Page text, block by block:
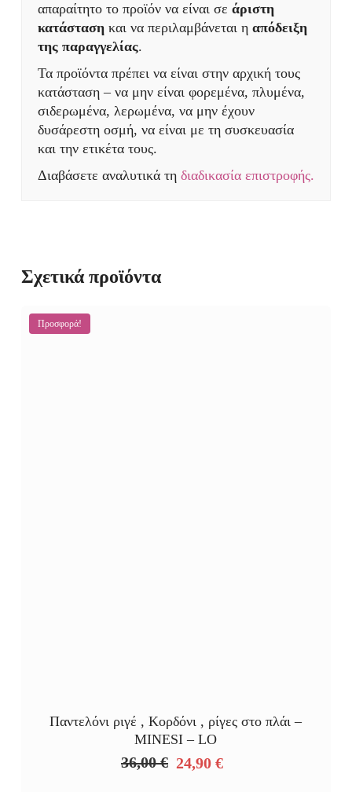
απαραίτητο το προϊόν να είναι σε άριστη
κατάστασηκαι να περιλαμβάνεται η απόδειξη
της παραγγελίας.
Τα προϊόντα πρέπει να είναι στην αρχική τους
κατάσταση – να μην είναι φορεμένα, πλυμένα,
σιδερωμένα, λερωμένα, να μην έχουν
δυσάρεστη οσμή, να είναι με τη συσκευασία
και την ετικέτα τους.
Διαβάσετε αναλυτικά τη διαδικασία επιστροφής.
Σχετικά προϊόντα
Προσφορά!
Παντελόνι ριγέ , Κορδόνι , ρίγες στο πλάι –
MINESI – LO
36,00€ Original
24,90 €
Η